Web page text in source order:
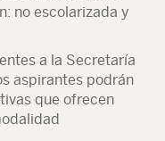
no escolarizada y
a la Secretaría
aspirantes podrán
que ofrecen